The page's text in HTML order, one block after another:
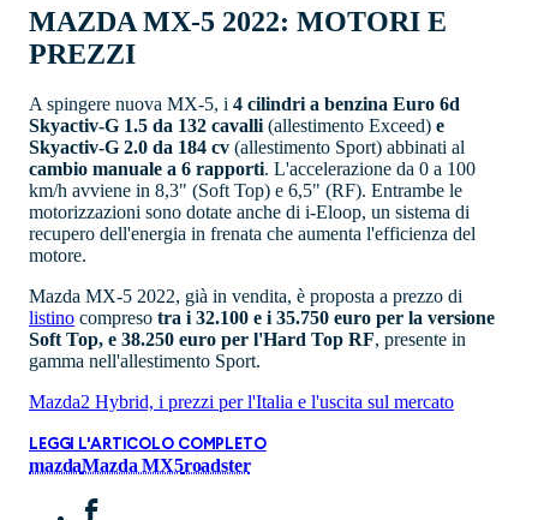
MAZDA MX-5 2022: MOTORI E
PREZZI
A spingere nuova MX-5, i 4 cilindri a benzina Euro 6d
Skyactiv-G 1.5 da 132 cavalli(allestimento Exceed) e
Skyactiv-G 2.0 da 184 cv (allestimento Sport) abbinati al
cambio manuale a 6 rapporti. L'accelerazione da 0 a 100
km/h avviene in 8,3" (Soft Top) e 6,5" (RF). Entrambe le
motorizzazioni sono dotate anche di i-Eloop, un sistema di
recupero dell'energia in frenata che aumenta l'efficienza del
motore.
Mazda MX-5 2022, già in vendita, è proposta a prezzo di
listino compreso tra i 32.100 e i 35.750 euro per la versione
Soft Top, e 38.250 euro per l'Hard Top RF, presente in
gamma nell'allestimento Sport.
Mazda2 Hybrid, i prezzi per l'Italia e l'uscita sul mercato
LEGGI L'ARTICOLO COMPLETO
mazdaMazda MX5roadster